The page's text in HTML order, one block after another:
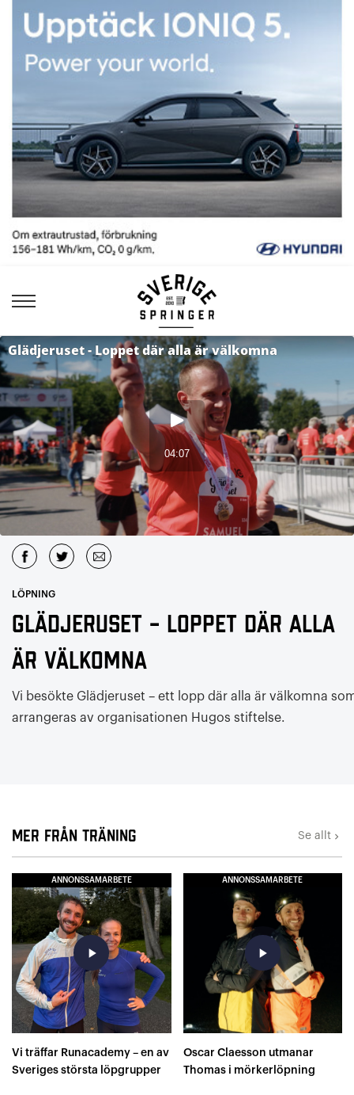
LÖPNING
Glädjeruset – Loppet där alla
är välkomna
Vi besökte Glädjeruset – ett lopp där alla är välkomna
arrangeras av organisationen Hugos stiftelse.
Mer från Träning Se allt keyboard_arrow_right
ANNONSSAMARBETE
play_arrow
Vi träffar Runacademy – en av
Sveriges största löpgrupper
ANNONSSAMARBETE
play_arrow
Oscar Claesson utmanar
Thomas i mörkerlöpning